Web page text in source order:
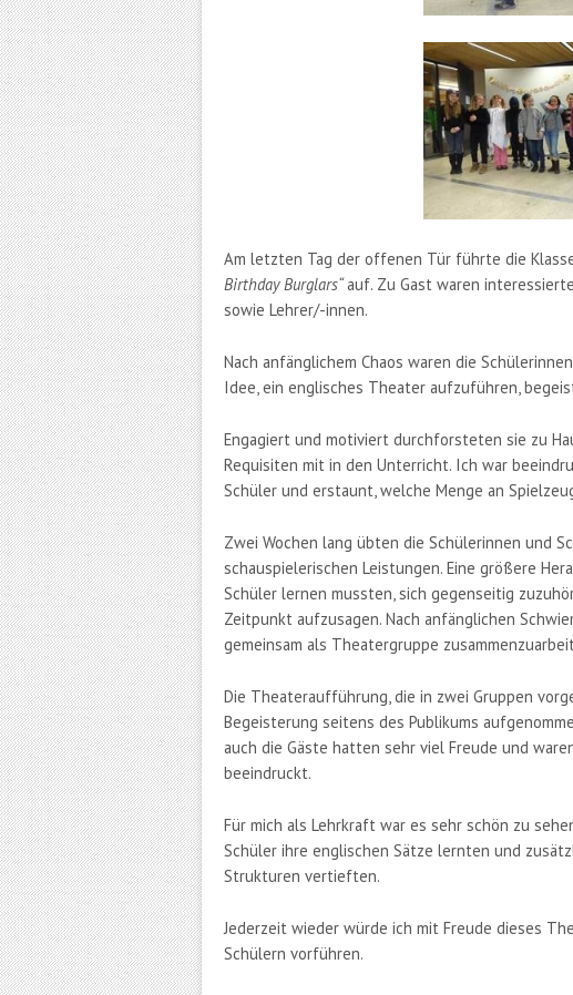
Am letzten Tag der offenen Tür führte die
Birthday Burglars“auf. Zu Gast waren
sowie Lehrer/-innen.
Nach anfänglichem Chaos waren die
Idee, ein englisches Theater aufzuführen,
Engagiert und motiviert durchforsteten sie zu
Requisiten mit in den Unterricht. Ich war
Schüler und erstaunt, welche Menge an
Zwei Wochen lang übten die Schülerinnen und
schauspielerischen Leistungen. Eine größere
Schüler lernen mussten, sich gegenseitig
Zeitpunkt aufzusagen. Nach anfänglichen
gemeinsam als Theatergruppe
Die Theateraufführung, die in zwei Gruppen
Begeisterung seitens des Publikums
auch die Gäste hatten sehr viel Freude und
beeindruckt.
Für mich als Lehrkraft war es sehr schön zu
Schüler ihre englischen Sätze lernten und
Strukturen vertieften.
Jederzeit wieder würde ich mit Freude dieses
Schülern vorführen.